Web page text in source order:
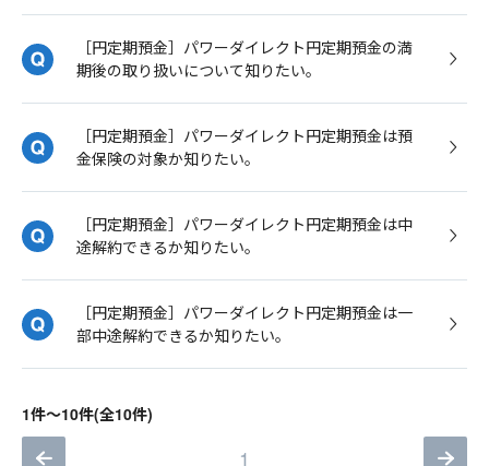
［円定期預金］パワーダイレクト円定期預金の満
期後の取り扱いについて知りたい。
［円定期預金］パワーダイレクト円定期預金は預
金保険の対象か知りたい。
［円定期預金］パワーダイレクト円定期預金は中
途解約できるか知りたい。
［円定期預金］パワーダイレクト円定期預金は一
部中途解約できるか知りたい。
1件～10件(全10件)
1